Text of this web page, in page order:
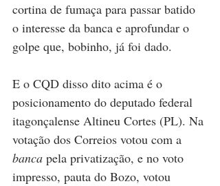
cortina de fumaça para passar batido
o interesse da banca e aprofundar o
golpe que, bobinho, já foi dado.
E o CQD disso dito acima é o
posicionamento do deputado federal
itagonçalense Altineu Cortes (PL). Na
votação dos Correios votou com a
banca pela privatização, e no voto
impresso, pauta do Bozo, votou